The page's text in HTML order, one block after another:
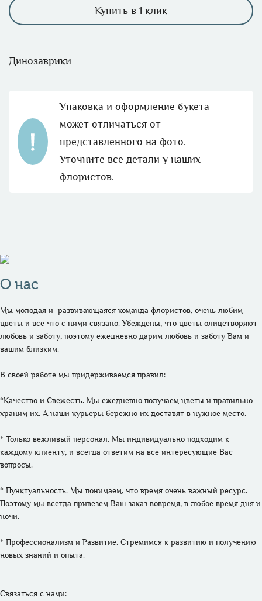
Купить в 1 клик
Динозаврики
Упаковка и оформление букета
может отличаться от
представленного на фото.
Уточните все детали у наших
флористов.
О нас
Мы молодая и  развивающаяся команда флористов, очень любим
цветы и все что с ними связано. Убеждены, что цветы олицетворяют
любовь и заботу, поэтому ежедневно дарим любовь и заботу Вам и
вашим близким.
В своей работе мы придерживаемся правил:
*Качество и Свежесть. Мы ежедневно получаем цветы и правильно
храним их. А наши курьеры бережно их доставят в нужное место.
* Только вежливый персонал. Мы индивидуально подходим к
каждому клиенту, и всегда ответим на все интересующие Вас
вопросы.
* Пунктуальность. Мы понимаем, что время очень важный ресурс.
Поэтому мы всегда привезем Ваш заказ вовремя, в любое время дня и
ночи.
* Профессионализм и Развитие. Стремимся к развитию и получению
новых знаний и опыта.
Связаться с нами: